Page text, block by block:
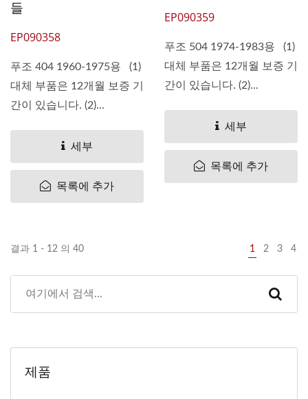
들
EP090358
푸조 404 1960-1975용 (1)
대체 부품은 12개월 보증 기
간이 있습니다. (2)...
세부
목록에 추가
EP090359
푸조 504 1974-1983용 (1)
대체 부품은 12개월 보증 기
간이 있습니다. (2)...
세부
목록에 추가
결과 1 - 12 의 40 1 2 3 4
제품